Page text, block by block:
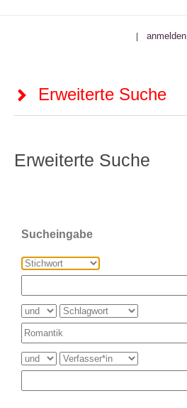
| anmelden
Erweiterte Suche
Erweiterte Suche
Sucheingabe